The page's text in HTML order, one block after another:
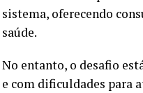
sistema, oferecendo
saúde.
No entanto, o desafio
e com dificuldades para